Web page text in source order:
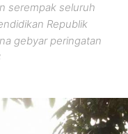
serempak seluruh
Republik
gebyar peringatan